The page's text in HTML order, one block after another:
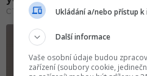
Ukládání a/nebo přístup
Další informace
Vaše osobní údaje budou
zařízení (soubory cookie,